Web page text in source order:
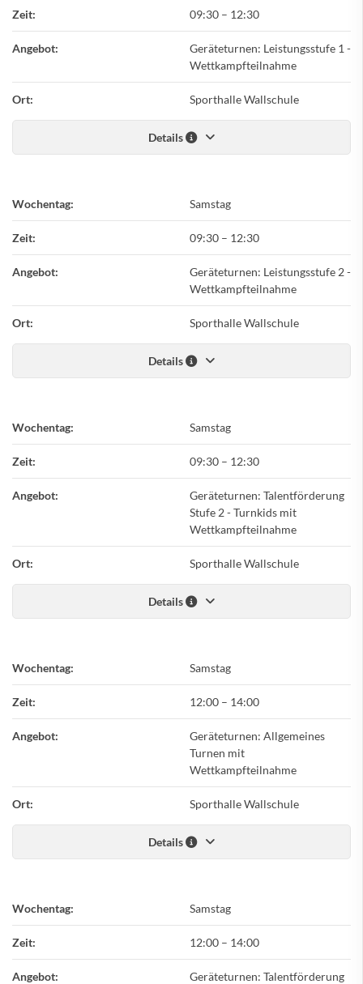
Zeit: 09:30 – 12:30
Angebot:
Geräteturnen: Leistungsstufe 1 -
Wettkampfteilnahme
Ort: Sporthalle Wallschule
Details
Wochentag: Samstag
Zeit: 09:30 – 12:30
Angebot:
Geräteturnen: Leistungsstufe 2 -
Wettkampfteilnahme
Ort: Sporthalle Wallschule
Details
Wochentag: Samstag
Zeit: 09:30 – 12:30
Angebot:
Geräteturnen: Talentförderung
Stufe 2 - Turnkids mit
Wettkampfteilnahme
Ort: Sporthalle Wallschule
Details
Wochentag: Samstag
Zeit: 12:00 – 14:00
Angebot:
Geräteturnen: Allgemeines
Turnen mit
Wettkampfteilnahme
Ort: Sporthalle Wallschule
Details
Wochentag: Samstag
Zeit: 12:00 – 14:00
Angebot:
Geräteturnen: Talentförderung